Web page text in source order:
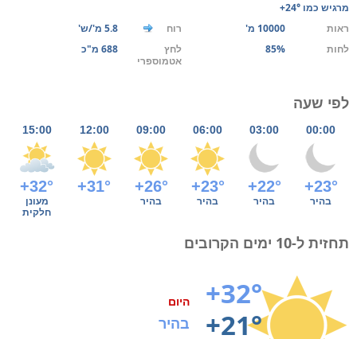
מרגיש כמו +24°
ראות
10000 מ' רוח
5.8 מ'/ש'
לחות
85%
לחץ
אטמוספרי
688 מ"כ
לפי שעה
00:00
03:00
06:00
09:00
12:00
15:00
+23°
+22°
+23°
+26°
+31°
+32°
בהיר בהיר בהיר בהיר
מעונן
חלקית
תחזית ל-10 ימים הקרובים
+32°
+21°
היום
בהיר